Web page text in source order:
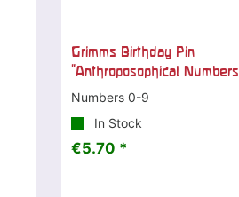
Grimms Birthday Pin
"Anthroposophical Numbers
Numbers 0-9
In Stock
€5.70 *